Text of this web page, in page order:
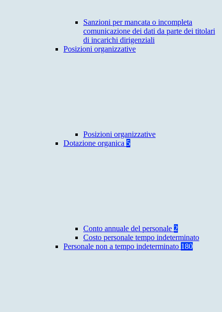
Sanzioni per mancata o incompleta
comunicazione dei dati da parte dei titolari
di incarichi dirigenziali
Posizioni organizzative
Posizioni organizzative
Dotazione organica 5
Conto annuale del personale 2
Costo personale tempo indeterminato
Personale non a tempo indeterminato 180